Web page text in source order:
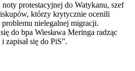
protestacyjnej do Watykanu, szef
którzy krytycznie ocenili
nielegalnej migracji.
do bpa Wiesława Meringa radząc
się do PiS”.